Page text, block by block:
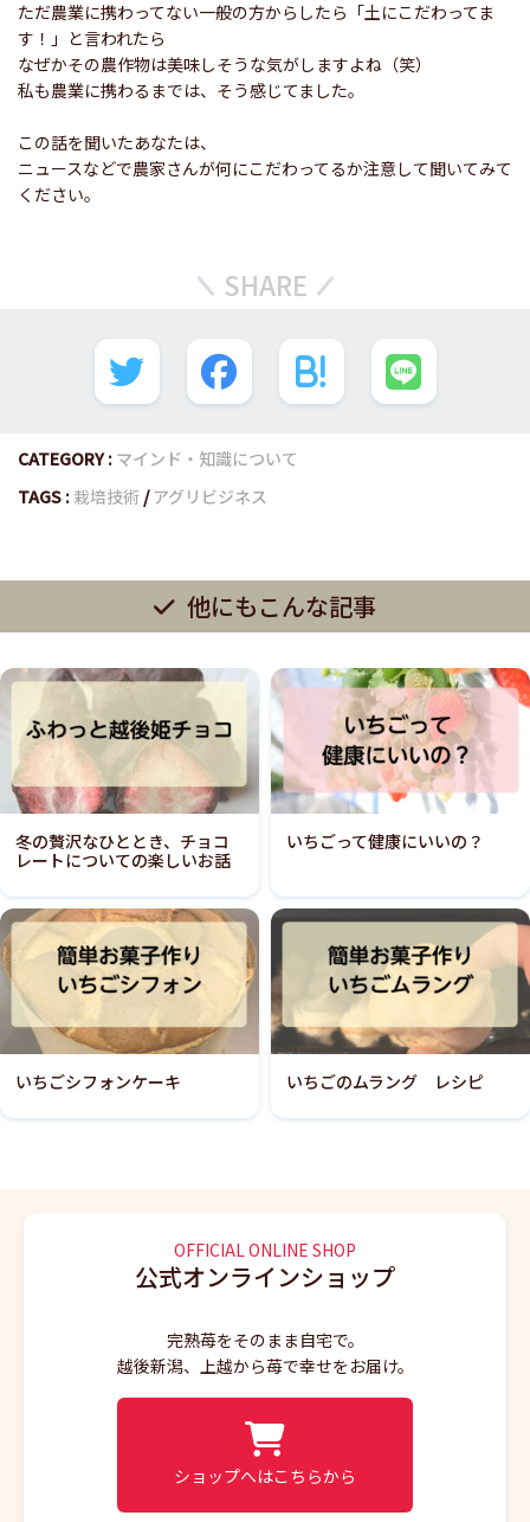
ただ農業に携わってない一般の方からしたら「土にこだわってま
す！」と言われたら
なぜかその農作物は美味しそうな気がしますよね（笑）
私も農業に携わるまでは、そう感じてました。
この話を聞いたあなたは、
ニュースなどで農家さんが何にこだわってるか注意して聞いてみて
ください。
SHARE
CATEGORY : マインド・知識について
TAGS : 栽培技術 /アグリビジネス
他にもこんな記事
冬の贅沢なひととき、チョコ
レートについての楽しいお話
いちごって健康にいいの？
いちごシフォンケーキ いちごのムラング レシピ
OFFICIAL ONLINE SHOP
公式オンラインショップ
完熟苺をそのまま自宅で。
越後新潟、上越から苺で幸せをお届け。
ショップへはこちらから